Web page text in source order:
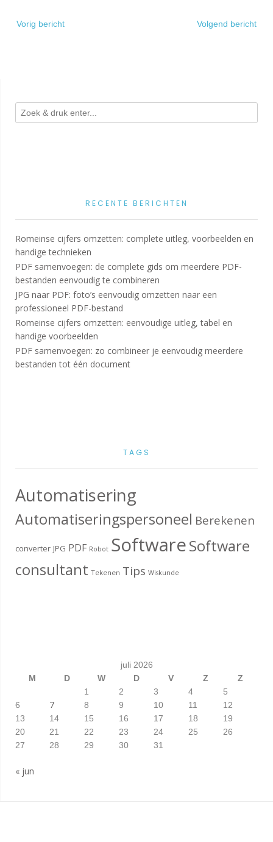
navigatie
Vorig bericht Volgend bericht
RECENTE BERICHTEN
Romeinse cijfers omzetten: complete uitleg, voorbeelden en
handige technieken
PDF samenvoegen: de complete gids om meerdere PDF-
bestanden eenvoudig te combineren
JPG naar PDF: foto’s eenvoudig omzetten naar een
professioneel PDF-bestand
Romeinse cijfers omzetten: eenvoudige uitleg, tabel en
handige voorbeelden
PDF samenvoegen: zo combineer je eenvoudig meerdere
bestanden tot één document
TAGS
Automatisering
Automatiseringspersoneel Berekenen
converter JPG PDF Robot SoftwareSoftware
consultant Tekenen Tips Wiskunde
juli 2026
M
D W D V Z
Z
1
2 3 4
5
6
7 8 9 10 11
12
13
14 15 16 17 18
19
20
21 22 23 24 25
26
27
28 29 30 31
« jun